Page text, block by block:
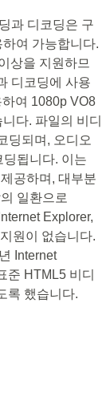
과 디코딩은 구
여 가능합니다.
상을 지원하므
디코딩에 사용
여 1080p VO8
다. 파일의 비디
딩되며, 오디오
됩니다. 이는
공하며, 대부분
일환으로
Explorer,
원이 없습니다.
Internet
준 HTML5 비디
록 했습니다.